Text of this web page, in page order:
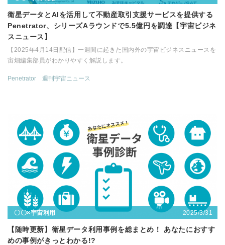
衛星データとAIを活用して不動産取引支援サービスを提供する
Penetrator、シリーズAラウンドで5.5億円を調達【宇宙ビジネ
スニュース】
【2025年4月14日配信】一週間に起きた国内外の宇宙ビジネスニュースを
宙畑編集部員がわかりやすく解説します。
Penetrator 週刊宇宙ニュース
〇〇×宇宙利用 2025/3/31
【随時更新】衛星データ利用事例を総まとめ！ あなたにおすす
めの事例がきっとわかる!?